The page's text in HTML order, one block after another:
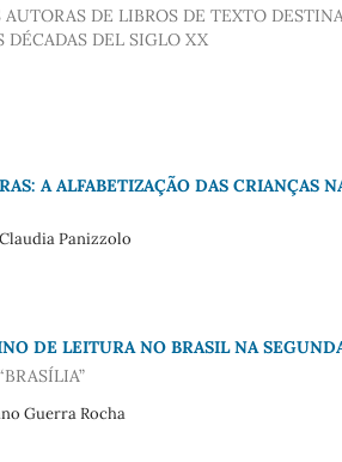
DE LIBROS DE TEXTO
DÉCADAS DEL SIGLO XX
A ALFABETIZAÇÃO DAS CRIANÇAS
Panizzolo
DE LEITURA NO BRASIL NA
Guerra Rocha